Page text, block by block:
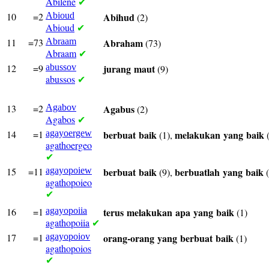
✔
10 =2 Abioud
Abioud ✔
Abihud(2)
11 =73 Abraam
Abraam ✔
Abraham(73)
12 =9 abussov
abussos ✔
jurang maut(9)
13
=2 Agabov
Agabos ✔
Agabus(2)
14 =1 agayoergew
agathoergeo
✔
berbuat baik(1), melakukan yang baik
15 =11 agayopoiew
agathopoieo
✔
berbuat baik(9), berbuatlah yang baik
16
=1 agayopoiia
agathopoiia ✔
terus melakukan apa yang baik(1)
17 =1 agayopoiov
agathopoios
✔
orang-orang yang berbuat baik(1)